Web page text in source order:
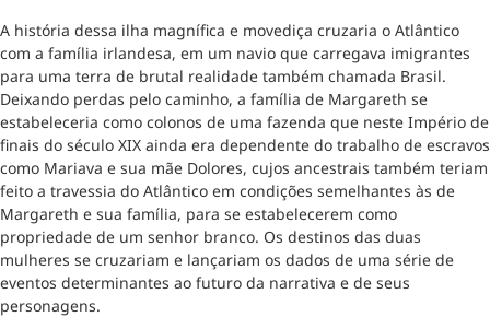
A história dessa ilha magnífica e movediça cruzaria o Atlântico
com a família irlandesa, em um navio que carregava imigrantes
para uma terra de brutal realidade também chamada Brasil.
Deixando perdas pelo caminho, a família de Margareth se
estabeleceria como colonos de uma fazenda que neste Império de
finais do século XIX ainda era dependente do trabalho de escravos
como Mariava e sua mãe Dolores, cujos ancestrais também teriam
feito a travessia do Atlântico em condições semelhantes às de
Margareth e sua família, para se estabelecerem como
propriedade de um senhor branco. Os destinos das duas
mulheres se cruzariam e lançariam os dados de uma série de
eventos determinantes ao futuro da narrativa e de seus
personagens.